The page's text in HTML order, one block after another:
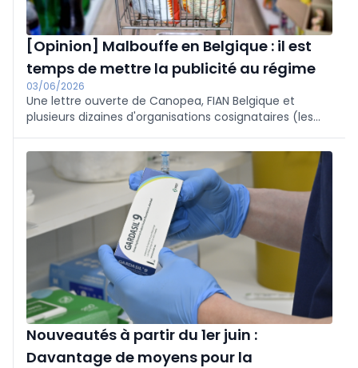
[Opinion] Malbouffe en Belgique : il est
temps de mettre la publicité au régime
03/06/2026
Une lettre ouverte de Canopea, FIAN Belgique et
plusieurs dizaines d'organisations cosignataires (les
SSMG...) adressée au ministre de la Santé publique
Frank Vandenbroucke à propos de la malbouffe.
Nouveautés à partir du 1er juin :
Davantage de moyens pour la